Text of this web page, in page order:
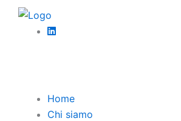
Home
Chi siamo